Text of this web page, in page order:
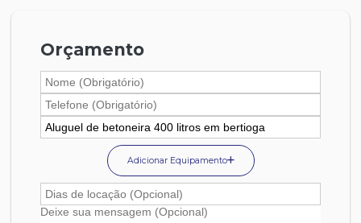
Orçamento
Adicionar Equipamento